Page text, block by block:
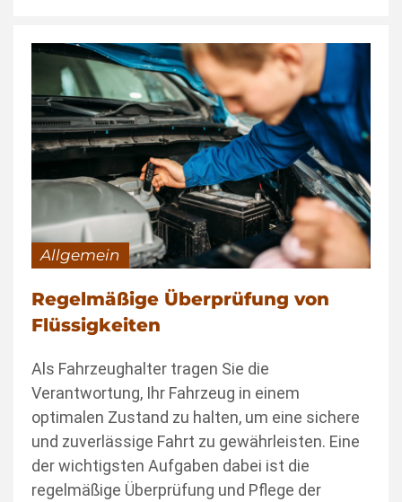
Allgemein
Regelmäßige Überprüfung von
Flüssigkeiten
Als Fahrzeughalter tragen Sie die
Verantwortung, Ihr Fahrzeug in einem
optimalen Zustand zu halten, um eine sichere
und zuverlässige Fahrt zu gewährleisten. Eine
der wichtigsten Aufgaben dabei ist die
regelmäßige Überprüfung und Pflege der